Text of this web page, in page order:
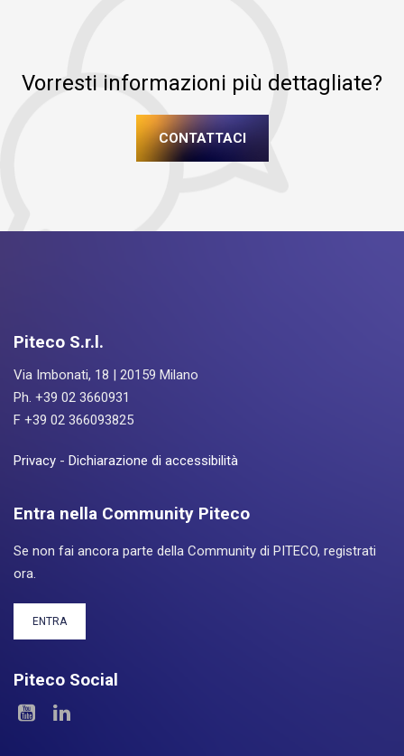
Vorresti informazioni più dettagliate?
CONTATTACI
Piteco S.r.l.
Via Imbonati, 18 | 20159 Milano
Ph. +39 02 3660931
F +39 02 366093825
Privacy - Dichiarazione di accessibilità
Entra nella Community Piteco
Se non fai ancora parte della Community di PITECO, registrati
ora.
ENTRA
Piteco Social